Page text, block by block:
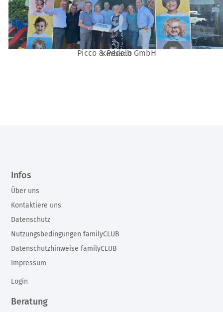
Korbach
Picco & Pedalo GmbH
Beratung
Infos
Über uns
Kontaktiere uns
Datenschutz
Nutzungsbedingungen familyCLUB
Datenschutzhinweise familyCLUB
Impressum
Login